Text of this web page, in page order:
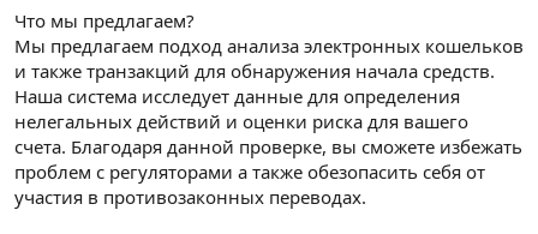
Что мы предлагаем?
Мы предлагаем подход анализа электронных кошельков
и также транзакций для обнаружения начала средств.
Наша система исследует данные для определения
нелегальных действий и оценки риска для вашего
счета. Благодаря данной проверке, вы сможете избежать
проблем с регуляторами а также обезопасить себя от
участия в противозаконных переводах.